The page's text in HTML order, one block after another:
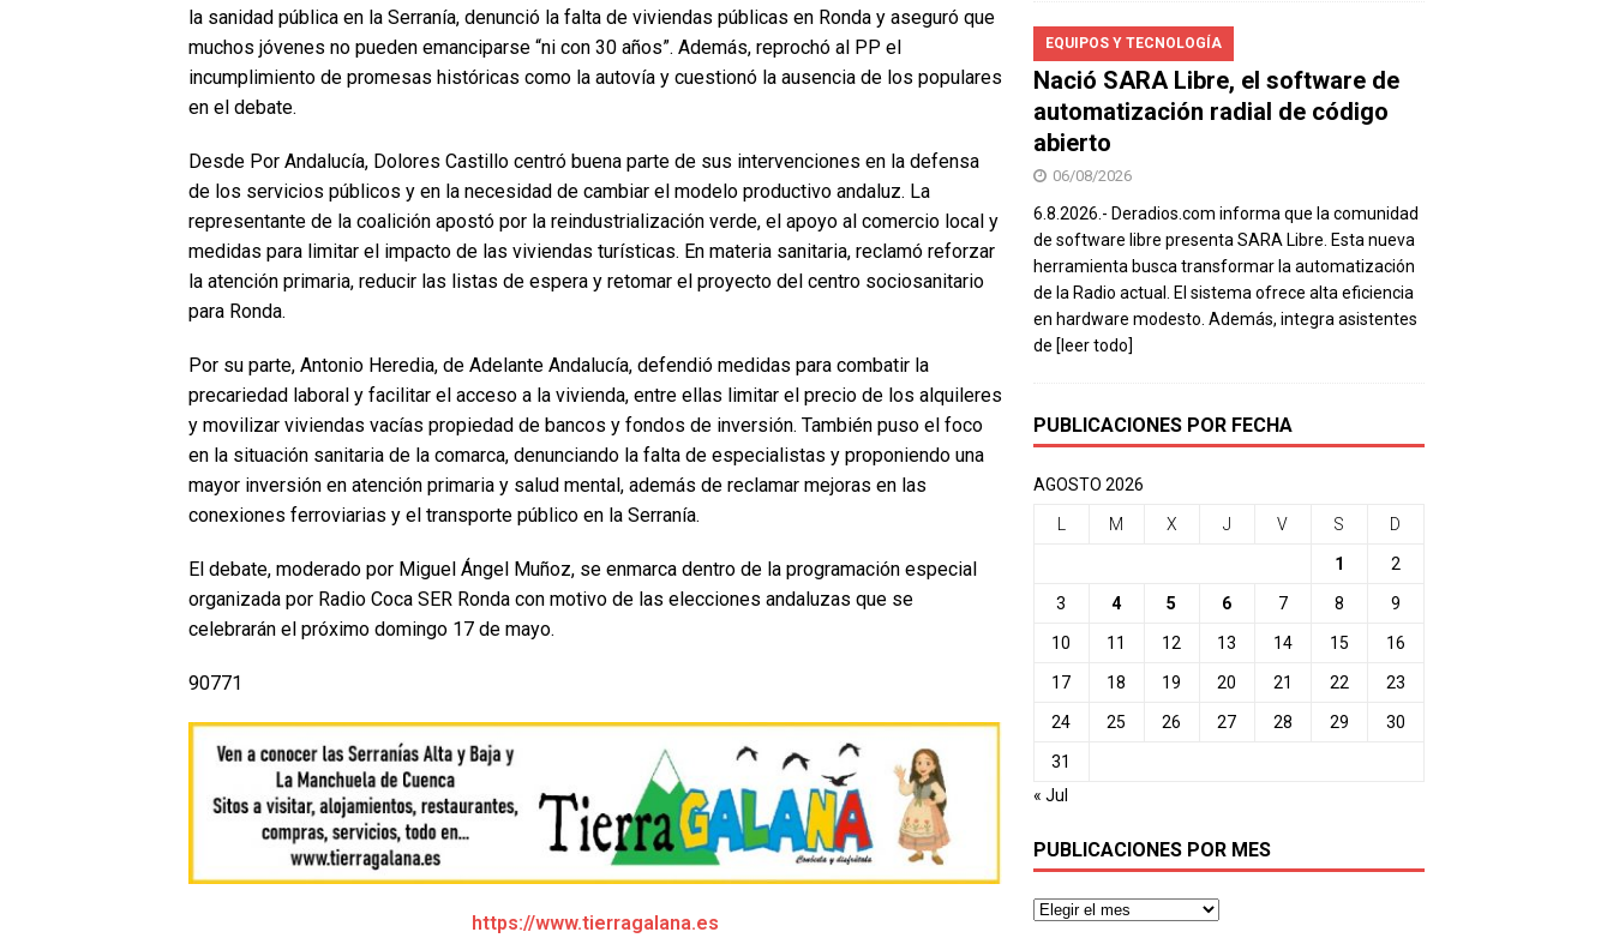
la sanidad pública en la Serranía, denunció la falta de viviendas públicas en Ronda y aseguró que
muchos jóvenes no pueden emanciparse “ni con 30 años”. Además, reprochó al PP el
incumplimiento de promesas históricas como la autovía y cuestionó la ausencia de los populares
en el debate.
Desde Por Andalucía, Dolores Castillo centró buena parte de sus intervenciones en la defensa
de los servicios públicos y en la necesidad de cambiar el modelo productivo andaluz. La
representante de la coalición apostó por la reindustrialización verde, el apoyo al comercio local y
medidas para limitar el impacto de las viviendas turísticas. En materia sanitaria, reclamó reforzar
la atención primaria, reducir las listas de espera y retomar el proyecto del centro sociosanitario
para Ronda.
Por su parte, Antonio Heredia, de Adelante Andalucía, defendió medidas para combatir la
precariedad laboral y facilitar el acceso a la vivienda, entre ellas limitar el precio de los alquileres
y movilizar viviendas vacías propiedad de bancos y fondos de inversión. También puso el foco
en la situación sanitaria de la comarca, denunciando la falta de especialistas y proponiendo una
mayor inversión en atención primaria y salud mental, además de reclamar mejoras en las
conexiones ferroviarias y el transporte público en la Serranía.
El debate, moderado por Miguel Ángel Muñoz, se enmarca dentro de la programación especial
organizada por Radio Coca SER Ronda con motivo de las elecciones andaluzas que se
celebrarán el próximo domingo 17 de mayo.
90771
https://www.tierragalana.es
EQUIPOS Y TECNOLOGÍA
Nació SARA Libre, el software de
automatización radial de código
abierto
06/08/2026
6.8.2026.- Deradios.com informa que la comunidad
de software libre presenta SARA Libre. Esta nueva
herramienta busca transformar la automatización
de la Radio actual. El sistema ofrece alta eficiencia
en hardware modesto. Además, integra asistentes
de [leer todo]
PUBLICACIONES POR FECHA
AGOSTO 2026
L M X J V S D
1 2
3 4 5 6 7 8 9
10 11 12 13 14 15 16
17 18 19 20 21 22 23
24 25 26 27 28 29 30
31
« Jul
PUBLICACIONES POR MES